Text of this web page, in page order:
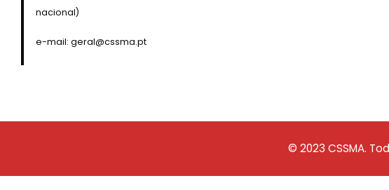
nacional)
e-mail: geral@cssma.pt
© 2023 CSSMA.